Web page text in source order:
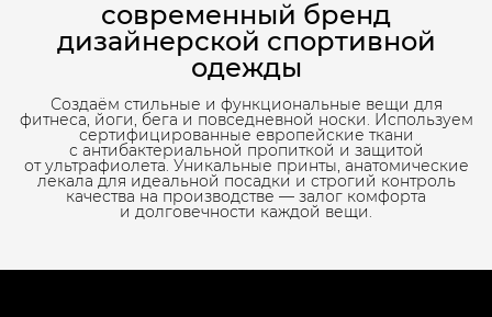
современный бренд
дизайнерской спортивной
одежды
Создаём стильные и функциональные вещи для
фитнеса, йоги, бега и повседневной носки. Используем
сертифицированные европейские ткани
с антибактериальной пропиткой и защитой
от ультрафиолета. Уникальные принты, анатомические
лекала для идеальной посадки и строгий контроль
качества на производстве — залог комфорта
и долговечности каждой вещи.